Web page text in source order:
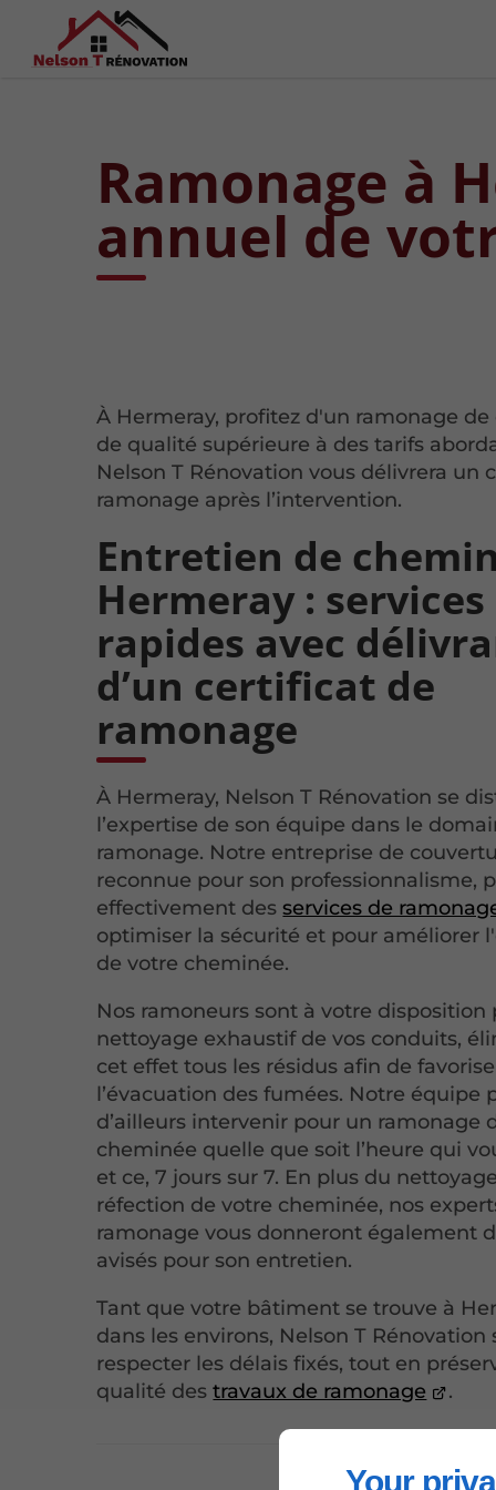
Your
Ramonage à
annuel de
À Hermeray, profitez d'un ramonage
de qualité supérieure à des tarifs
Nelson T Rénovation vous délivrera un
ramonage après l’intervention.
Entretien de
Hermeray : services
rapides avec
d’un certificat de
ramonage
À Hermeray, Nelson T Rénovation se
l’expertise de son équipe dans le
ramonage. Notre entreprise de
reconnue pour son professionnalisme,
effectivement desservices de
optimiser la sécurité et pour améliorer
de votre cheminée.
Nos ramoneurs sont à votre disposition
nettoyage exhaustif de vos conduits,
cet effet tous les résidus afin de
l’évacuation des fumées. Notre équipe
d’ailleurs intervenir pour un ramonage
cheminée quelle que soit l’heure qui
et ce, 7 jours sur 7. En plus du
réfection de votre cheminée, nos
ramonage vous donneront également
avisés pour son entretien.
Tant que votre bâtiment se trouve à
dans les environs, Nelson T Rénovation
respecter les délais fixés, tout en
qualité destravaux de ramonage .